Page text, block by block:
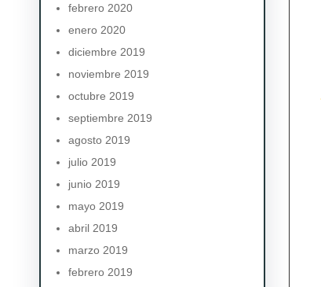
febrero 2020
enero 2020
diciembre 2019
noviembre 2019
octubre 2019
septiembre 2019
agosto 2019
julio 2019
junio 2019
mayo 2019
abril 2019
marzo 2019
febrero 2019